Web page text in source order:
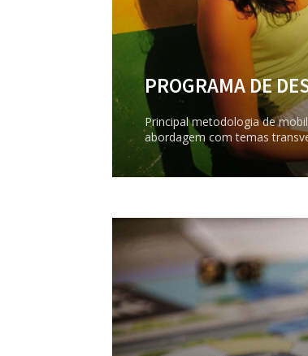
PROGRAMA DE
Principal metodologia de
abordagem com temas